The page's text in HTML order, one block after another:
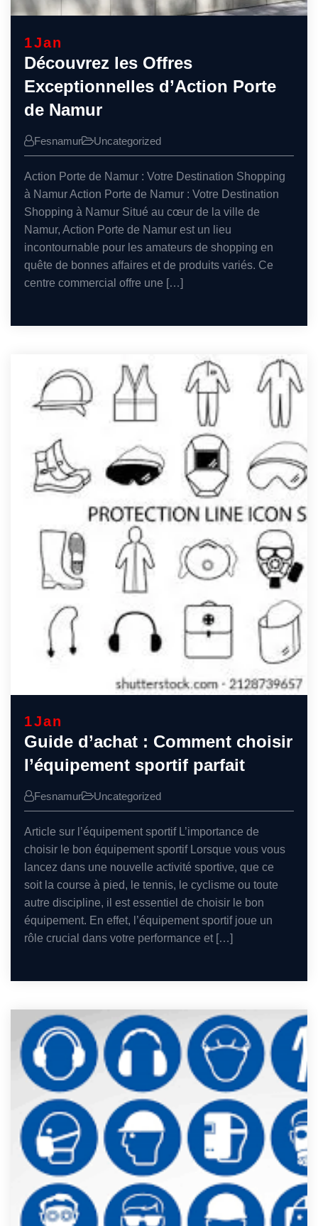
1Jan
Découvrez les Offres
Exceptionnelles d’Action Porte
de Namur
Fesnamur Uncategorized
Action Porte de Namur : Votre Destination Shopping
à Namur Action Porte de Namur : Votre Destination
Shopping à Namur Situé au cœur de la ville de
Namur, Action Porte de Namur est un lieu
incontournable pour les amateurs de shopping en
quête de bonnes affaires et de produits variés. Ce
centre commercial offre une […]
1Jan
Guide d’achat : Comment choisir
l’équipement sportif parfait
Fesnamur Uncategorized
Article sur l’équipement sportif L’importance de
choisir le bon équipement sportif Lorsque vous vous
lancez dans une nouvelle activité sportive, que ce
soit la course à pied, le tennis, le cyclisme ou toute
autre discipline, il est essentiel de choisir le bon
équipement. En effet, l’équipement sportif joue un
rôle crucial dans votre performance et […]